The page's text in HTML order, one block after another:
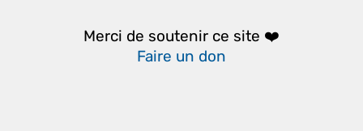
Merci de soutenir ce site ❤️
Faire un don